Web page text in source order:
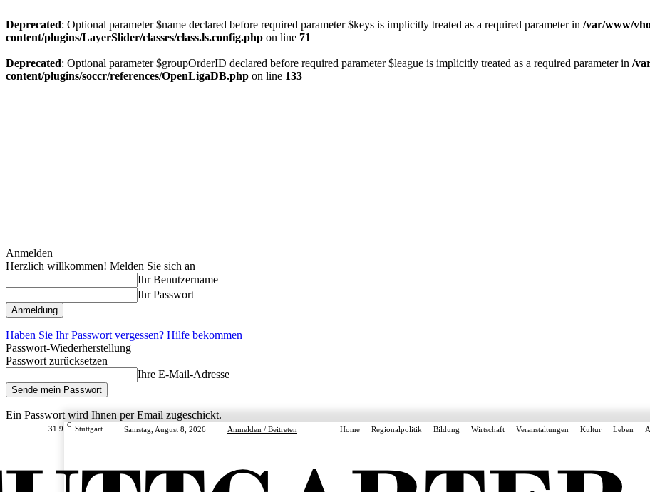
Deprecated: Optional parameter $name declared before required parameter $keys is implicitly treated as a required parameter in /var/www/
content/plugins/LayerSlider/classes/class.ls.config.php on line 71
Deprecated: Optional parameter $groupOrderID declared before required parameter $league is implicitly treated as a required parameter in /
content/plugins/soccr/references/OpenLigaDB.php on line 133
Anmelden
Herzlich willkommen! Melden Sie sich an
Ihr Benutzername
Ihr Passwort
Haben Sie Ihr Passwort vergessen? Hilfe bekommen
Passwort-Wiederherstellung
Passwort zurücksetzen
Ihre E-Mail-Adresse
Ein Passwort wird Ihnen per Email zugeschickt.
31.9 C Stuttgart Samstag, August 8, 2026 Anmelden / Beitreten Home Regionalpolitik Bildung Wirtschaft Veranstaltungen Kultur Leben